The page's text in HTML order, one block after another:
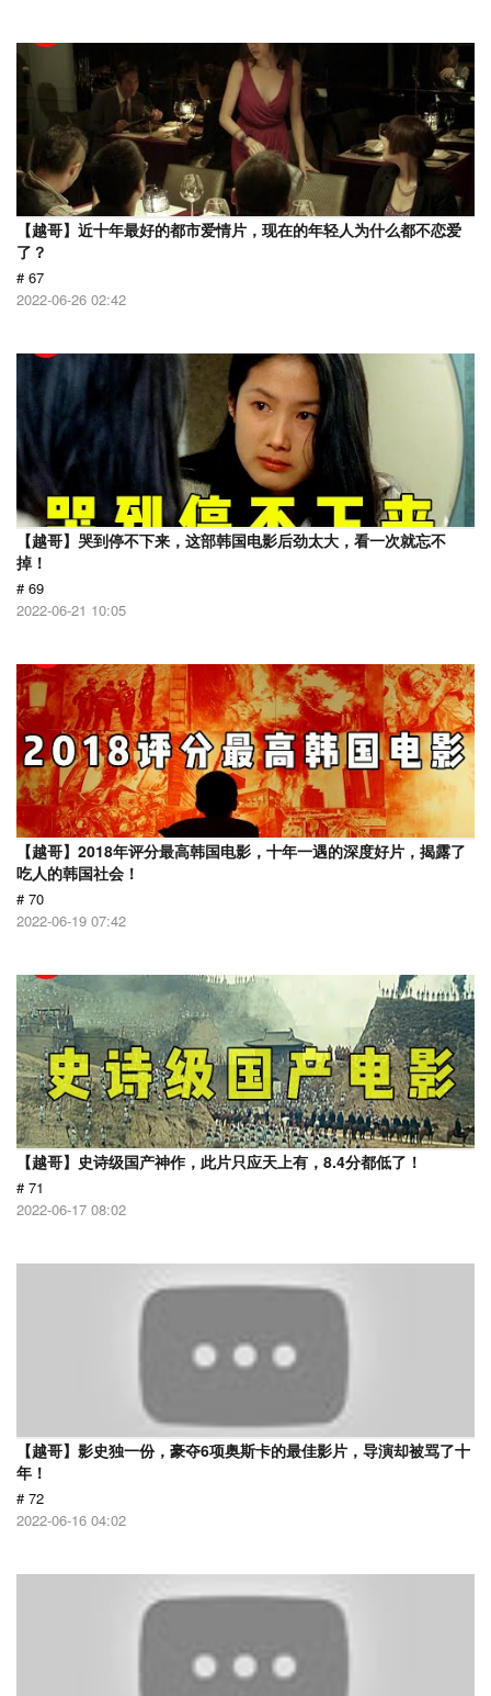
【越哥】近十年最好的都市爱情片，现在的年轻人为什么都不恋爱
了？
# 67
2022-06-26 02:42
【越哥】哭到停不下来，这部韩国电影后劲太大，看一次就忘不
掉！
# 69
2022-06-21 10:05
【越哥】2018年评分最高韩国电影，十年一遇的深度好片，揭露了
吃人的韩国社会！
# 70
2022-06-19 07:42
【越哥】史诗级国产神作，此片只应天上有，8.4分都低了！
# 71
2022-06-17 08:02
【越哥】影史独一份，豪夺6项奥斯卡的最佳影片，导演却被骂了十
年！
# 72
2022-06-16 04:02